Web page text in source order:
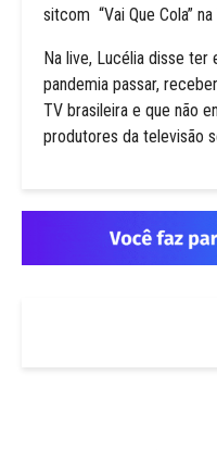
sitcom “Vai Que Cola”
Na live, Lucélia disse ter
pandemia passar,
TV brasileira e que não
produtores da televisão